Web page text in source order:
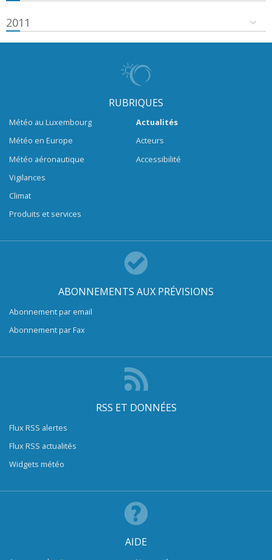
2011
RUBRIQUES
Météo au Luxembourg
Météo en Europe
Météo aéronautique
Vigilances
Climat
Produits et services
Actualités
Acteurs
Accessibilité
ABONNEMENTS AUX PRÉVISIONS
Abonnement par email
Abonnement par Fax
RSS ET DONNÉES
Flux RSS alertes
Flux RSS actualités
Widgets météo
AIDE